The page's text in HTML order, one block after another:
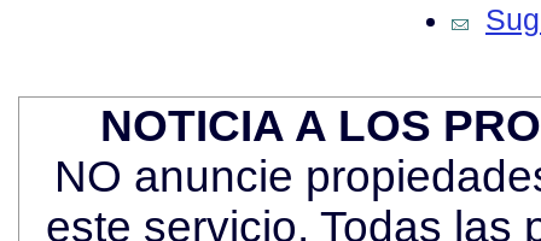
NOTICIA A LOS
NO anuncie
este servicio. Todas las